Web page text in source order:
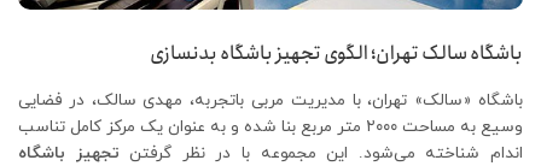
باشگاه سالک تهران؛ الگوی تجهیز باشگاه بدنسازی
باشگاه «سالک» تهران، با مدیریت مربی باتجربه، مهدی سالک، در فضایی
وسیع به مساحت ۲۰۰۰ متر مربع بنا شده و به‌ عنوان یک مرکز کامل تناسب
اندام شناخته می‌شود. این مجموعه با در نظر گرفتن تجهیز باشگاه